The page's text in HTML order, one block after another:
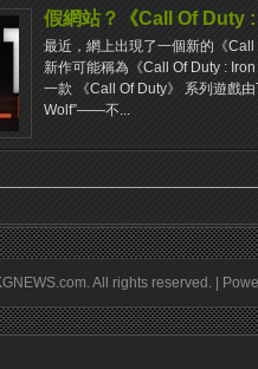
假網站？《Call Of Duty
最近，網上出現了一個新的《
新作可能稱為《Call Of Duty :
一款 《Call Of Duty》 系列遊戲
Wolf”——不...
All rights reserved. |